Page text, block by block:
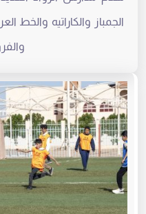
الجمباز والكاراتيه والخط